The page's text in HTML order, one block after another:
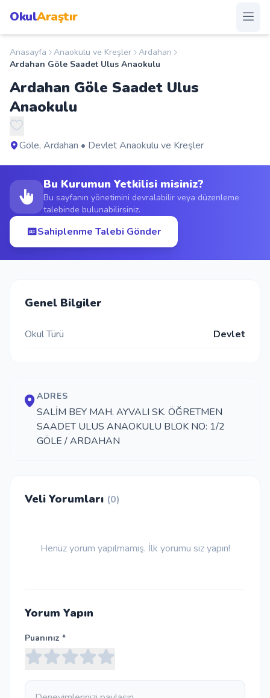
OkulAraştır
Anasayfa
Okullar
Şehirler
Duyurular
S.S.S.
Blog
Okul Ekle
Anasayfa Anaokulu ve Kreşler
Ardahan
Ardahan Göle Saadet Ulus Anaokulu
Ardahan Göle Saadet Ulus
Anaokulu
Göle, Ardahan • Devlet Anaokulu ve Kreşler
Bu Kurumun Yetkilisi misiniz?
Bu sayfanın yönetimini devralabilir veya düzenleme
talebinde bulunabilirsiniz.
Sahiplenme Talebi Gönder
Genel Bilgiler
Okul Türü Devlet
ADRES
SALİM BEY MAH. AYVALI SK. ÖĞRETMEN
SAADET ULUS ANAOKULU BLOK NO: 1/2
GÖLE / ARDAHAN
Veli Yorumları (0)
Henüz yorum yapılmamış. İlk yorumu siz yapın!
Yorum Yapın
Puanınız *